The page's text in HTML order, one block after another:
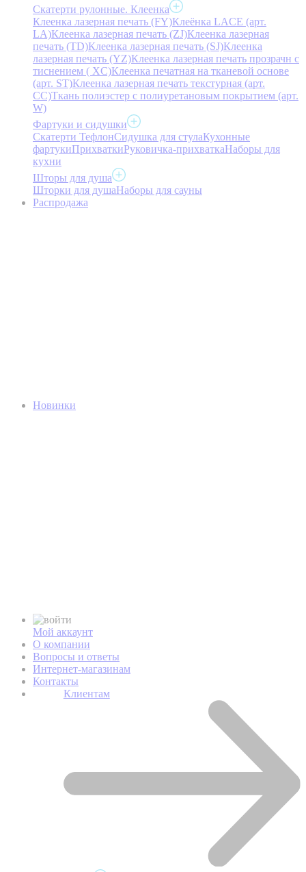
Скатерти рулонные. Клеенка
Клеенка лазерная печать (FY)Клеёнка LACE (арт.
LA)Клеенка лазерная печать (ZJ)Клеенка лазерная
печать (TD)Клеенка лазерная печать (SJ)Клеенка
лазерная печать (YZ)Клеенка лазерная печать прозрачн с
тиснением ( XC)Клеенка печатная на тканевой основе
(арт. ST)Клеенка лазерная печать текстурная (арт.
CC)Ткань полиэстер с полиуретановым покрытием (арт.
W)
Фартуки и сидушки
Скатерти ТефлонСидушка для стулаКухонные
фартукиПрихваткиРуковичка-прихваткаНаборы для
кухни
Шторы для душа
Шторки для душаНаборы для сауны
Распродажа
Новинки
Мой аккаунт
О компании
Вопросы и ответы
Интернет-магазинам
Контакты
Клиентам